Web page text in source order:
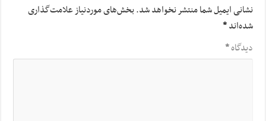
نشانی ایمیل شما منتشر نخواهد شد.بخش‌های موردنیاز علامت‌گذاری
شده‌اند*
دیدگاه*